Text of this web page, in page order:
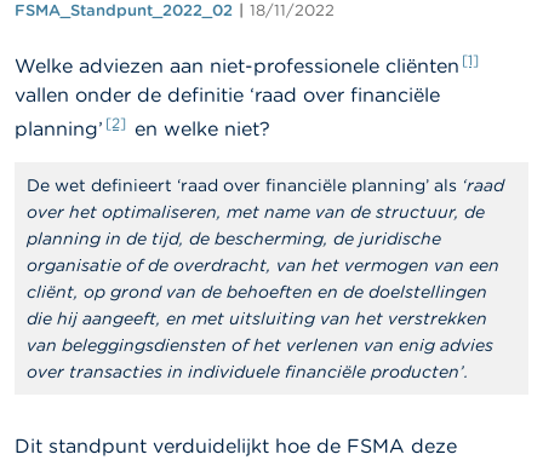
s
i
n
e
n
O
v
e
d
F
A
FSMA_Standpunt_2022_02 18/11/2022
Welke adviezen aan niet-professionele cliënten [1]
vallen onder de definitie ‘raad over financiële
planning’ [2] en welke niet?
De wet definieert ‘raad over financiële planning’ als ‘raad
over het optimaliseren, met name van de structuur, de
planning in de tijd, de bescherming, de juridische
organisatie of de overdracht, van het vermogen van een
cliënt, op grond van de behoeften en de doelstellingen
die hij aangeeft, en met uitsluiting van het verstrekken
van beleggingsdiensten of het verlenen van enig advies
over transacties in individuele financiële producten’.
Dit standpunt verduidelijkt hoe de FSMA deze